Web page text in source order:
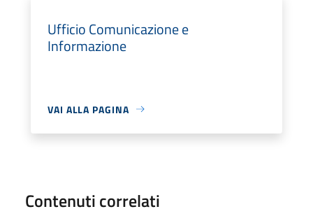
Ufficio Comunicazione e
Informazione
VAI ALLA PAGINA
Contenuti correlati